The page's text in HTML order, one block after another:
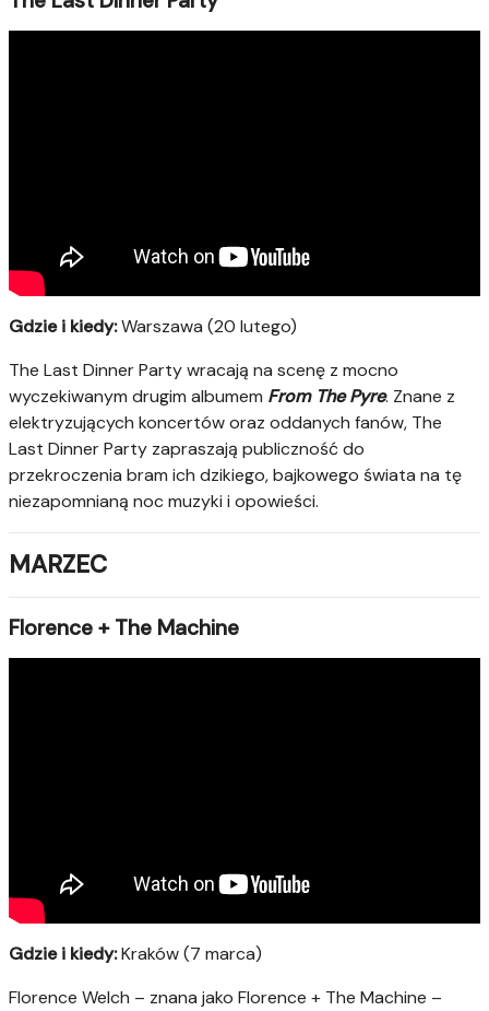
Gdzie i kiedy:Warszawa (20 lutego)
The Last Dinner Party wracają na scenę z mocno
wyczekiwanym drugim albumem From The Pyre. Znane z
elektryzujących koncertów oraz oddanych fanów, The
Last Dinner Party zapraszają publiczność do
przekroczenia bram ich dzikiego, bajkowego świata na tę
niezapomnianą noc muzyki i opowieści.
MARZEC
Florence + The Machine
Gdzie i kiedy:Kraków (7 marca)
Florence Welch – znana jako Florence + The Machine –